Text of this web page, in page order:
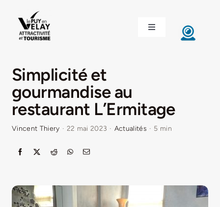
contenu
Toggle
Navigation
DÉCOUVRIR LE VELAY
INVESTIR EN VELAY
ÉTUDIER EN VELAY
Simplicité et
gourmandise au
restaurant L’Ermitage
Vincent Thiery · 22 mai 2023 · Actualités · 5 min